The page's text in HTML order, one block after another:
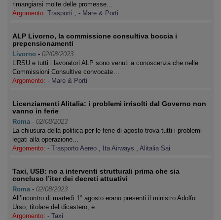
rimangiarsi molte delle promesse…
Argomento: Trasporti , - Mare & Porti
ALP Livorno, la commissione consultiva boccia i
prepensionamenti
Livorno - 02/08/2023
L’RSU e tutti i lavoratori ALP sono venuti a conoscenza che nelle
Commissioni Consultive convocate…
Argomento: - Mare & Porti
Licenziamenti Alitalia: i problemi irrisolti dal Governo non
vanno in ferie
Roma - 02/08/2023
La chiusura della politica per le ferie di agosto trova tutti i problemi
legati alla operazione…
Argomento: - Trasporto Aereo , Ita Airways , Alitalia Sai
Taxi, USB: no a interventi strutturali prima che sia
concluso l’iter dei decreti attuativi
Roma - 02/08/2023
All’incontro di martedì 1° agosto erano presenti il ministro Adolfo
Urso, titolare del dicastero, e…
Argomento: - Taxi